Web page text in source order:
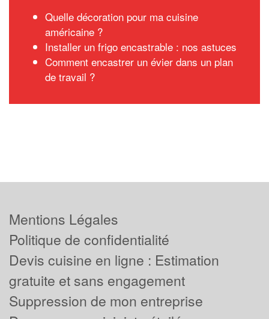
Quelle décoration pour ma cuisine
américaine ?
Installer un frigo encastrable : nos astuces
Comment encastrer un évier dans un plan
de travail ?
Mentions Légales
Politique de confidentialité
Devis cuisine en ligne : Estimation
gratuite et sans engagement
Suppression de mon entreprise